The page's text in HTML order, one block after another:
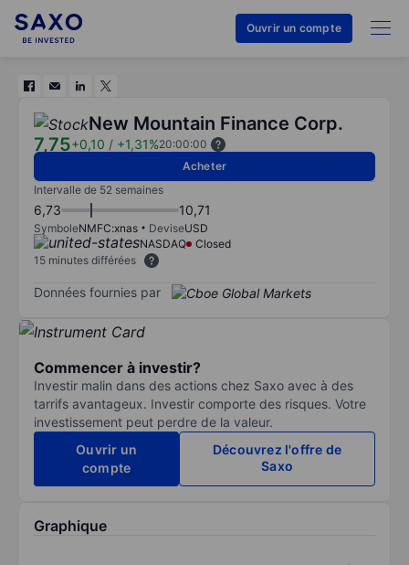
Ouvrir un compte
New Mountain Finance Corp.
7,75+0,10 / +1,31%20:00:00
Acheter
Intervalle de 52 semaines
6,73 10,71
SymboleNMFC:xnas DeviseUSD
NASDAQ
Closed
15 minutes différées
Données fournies par
Commencer à investir?
Investir malin dans des actions chez Saxo avec à des
tarrifs avantageux. Investir comporte des risques. Votre
investissement peut perdre de la valeur.
Ouvrir un
compte
Découvrez l'offre de
Saxo
Graphique